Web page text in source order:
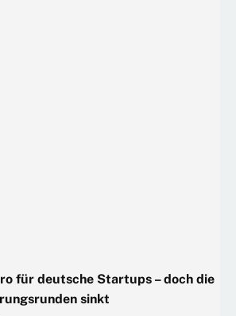
für deutsche Startups – doch die
sinkt